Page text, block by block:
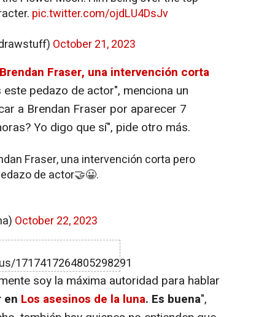
pic.twitter.com/ojdLU4DsJv
October 21, 2023
Brendan Fraser, una intervención corta
este pedazo de actor", menciona un
a Brendan Fraser por aparecer 7
Yo digo que sí", pide otro más.
Fraser, una intervención corta pero
de actor🤝😀.
October 22, 2023
1717417264805298291
soy la máxima autoridad para hablar
en Los asesinos de la luna. Es buena",